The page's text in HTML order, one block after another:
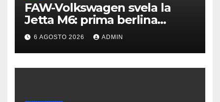
FAW-Volkswagen svela la
Jetta M6: prima berlina
elettrica del marchio
6 AGOSTO 2026 ADMIN